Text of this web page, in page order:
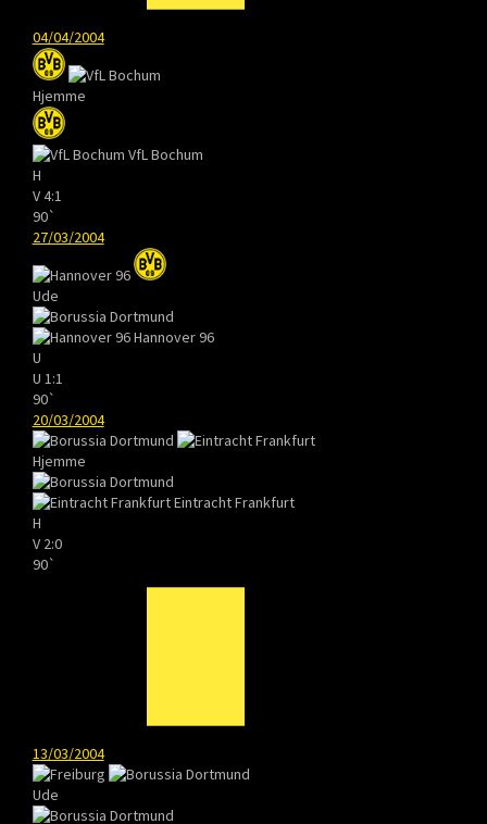
04/04/2004
Hjemme
VfL Bochum
H
V4:1
90`
27/03/2004
Ude
Hannover 96
U
U 1:1
90`
20/03/2004
Hjemme
Eintracht Frankfurt
H
V 2:0
90`
13/03/2004
Ude